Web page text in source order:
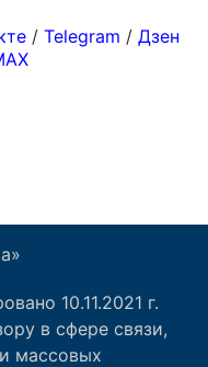
10.11.2021 г.
в сфере связи,
массовых